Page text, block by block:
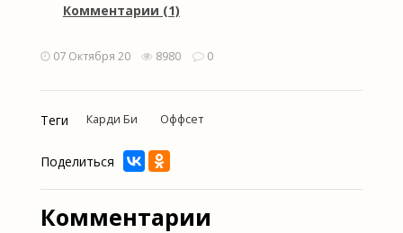
Комментарии (1)
07 Октября 20 8980 0
Теги Карди Би Оффсет
Поделиться
Комментарии